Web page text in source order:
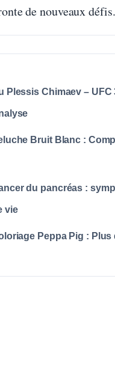
de nouveaux défis.
Plessis Chimaev –
Bruit Blanc :
du pancréas :
vie
Peppa Pig : Plus